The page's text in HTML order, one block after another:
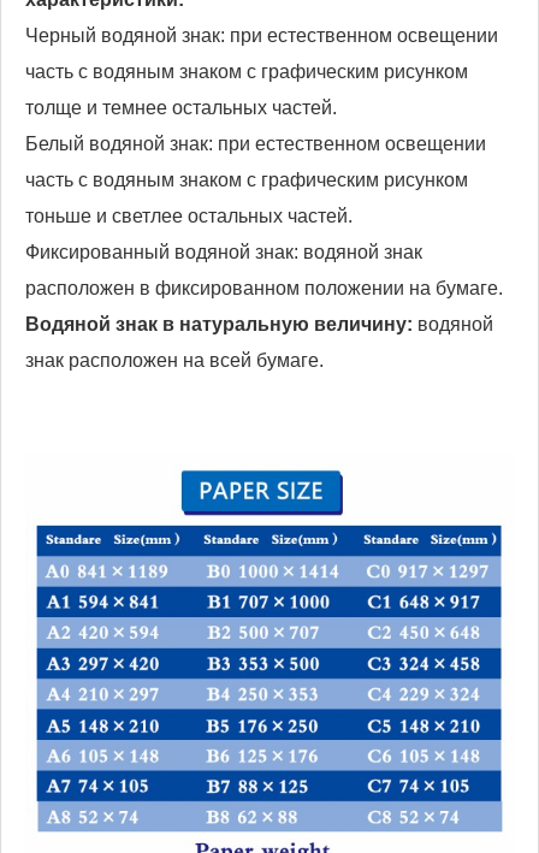
Черный водяной знак: при естественном освещении
часть с водяным знаком с графическим рисунком
толще и темнее остальных частей.
Белый водяной знак: при естественном освещении
часть с водяным знаком с графическим рисунком
тоньше и светлее остальных частей.
Фиксированный водяной знак: водяной знак
расположен в фиксированном положении на бумаге.
Водяной знак в натуральную величину: водяной
знак расположен на всей бумаге.